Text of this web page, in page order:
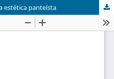
estética panteísta